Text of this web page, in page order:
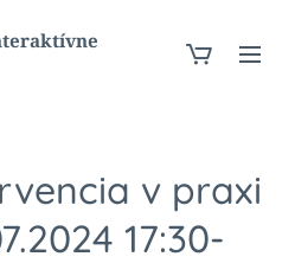
v praxi
17:30-